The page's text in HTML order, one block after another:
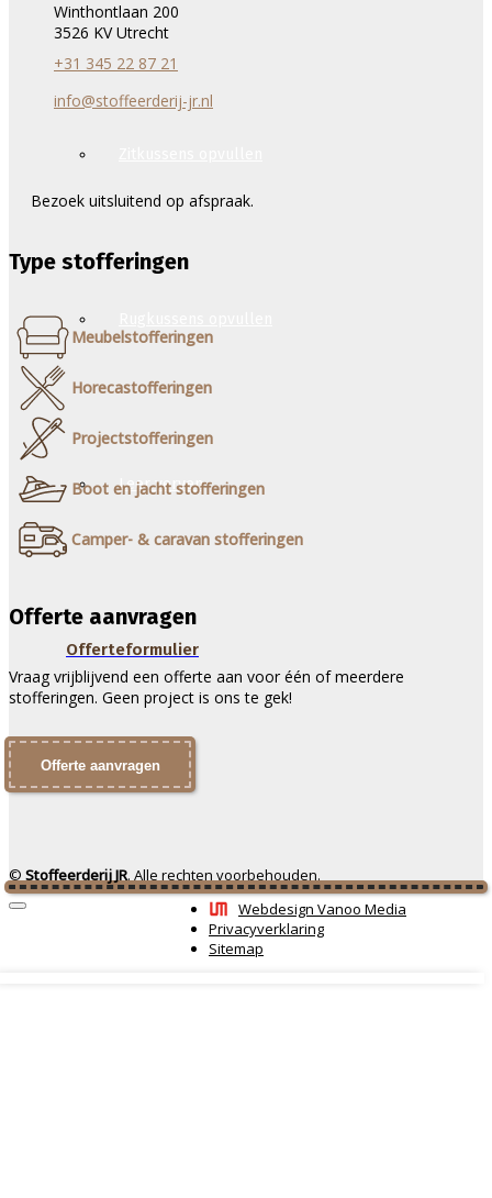
Leer verven
Offerteformulier
Winthontlaan 200
3526 KV Utrecht
+31 345 22 87 21
info@stoffeerderij-jr.nl
Bezoek uitsluitend op afspraak.
Type stofferingen
Meubelstofferingen
Horecastofferingen
Projectstofferingen
Boot en jacht stofferingen
Camper- & caravan stofferingen
Offerte aanvragen
Vraag vrijblijvend een offerte aan voor één of meerdere
stofferingen. Geen project is ons te gek!
Offerte aanvragen
© Stoffeerderij JR. Alle rechten voorbehouden.
Webdesign Vanoo Media
Privacyverklaring
Sitemap